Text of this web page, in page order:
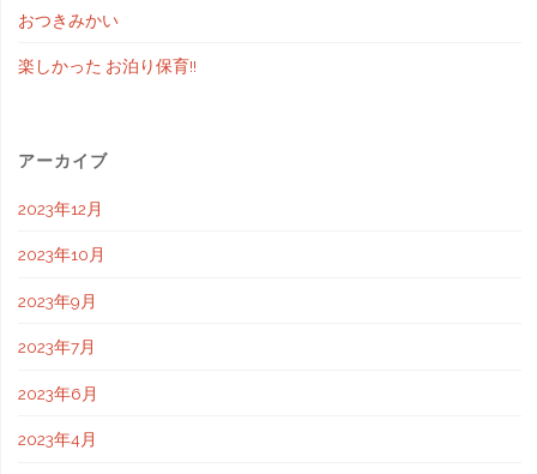
おつきみかい
楽しかった お泊り保育!!
アーカイブ
2023年12月
2023年10月
2023年9月
2023年7月
2023年6月
2023年4月